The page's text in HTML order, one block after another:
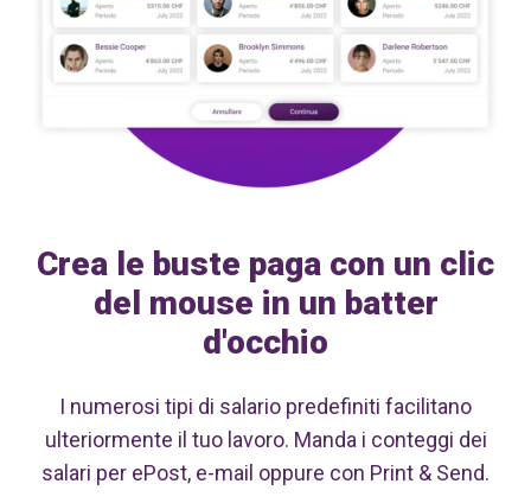
Crea le buste paga con un clic
del mouse in un batter
d'occhio
I numerosi tipi di salario predefiniti facilitano
ulteriormente il tuo lavoro. Manda i conteggi dei
salari per ePost, e-mail oppure con Print & Send.